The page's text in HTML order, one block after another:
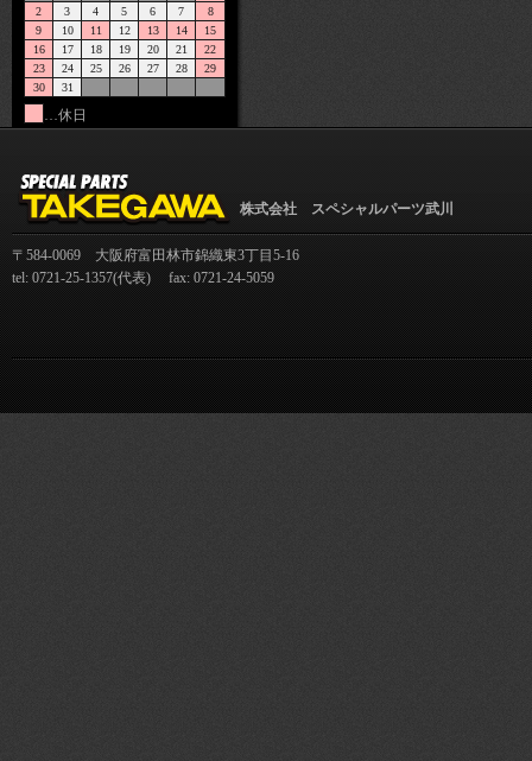
2
3 4 5 6 7
8
9
10 11 12 13 14
15
16
17 18 19 20 21
22
23
24 25 26 27 28
29
30
31
…休日
株式会社 スペシャルパーツ武川
〒584-0069 大阪府富田林市錦織東3丁目5-16
tel: 0721-25-1357(代表) fax: 0721-24-5059